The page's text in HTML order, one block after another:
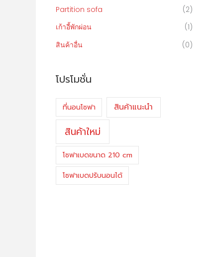
Partition sofa
(2)
เก้าอี้พักผ่อน
(1)
สินค้าอื่น
(0)
โปรโมชั่น
ที่นอนโซฟา สินค้าแนะนำ
สินค้าใหม่
โซฟาเบดขนาด 210 cm
โซฟาเบดปรับนอนได้